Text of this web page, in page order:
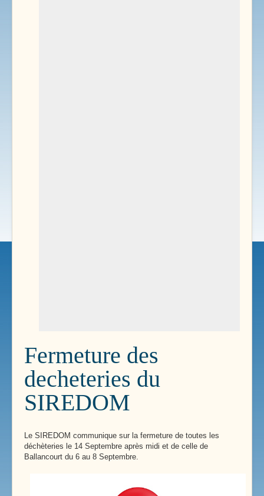
Fermeture des
decheteries du
SIREDOM
Le SIREDOM communique sur la fermeture de toutes les
déchèteries le 14 Septembre après midi et de celle de
Ballancourt du 6 au 8 Septembre.